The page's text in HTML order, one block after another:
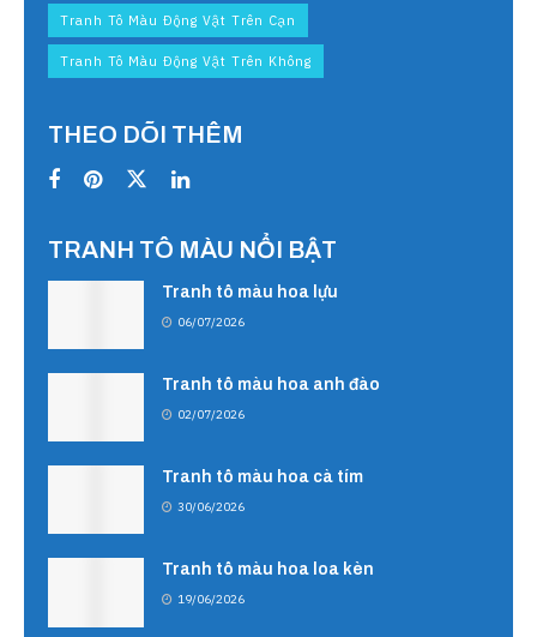
Tranh Tô Màu Động Vật Trên Cạn
Tranh Tô Màu Động Vật Trên Không
THEO DÕI THÊM
TRANH TÔ MÀU NỔI BẬT
Tranh tô màu hoa lựu
06/07/2026
Tranh tô màu hoa anh đào
02/07/2026
Tranh tô màu hoa cà tím
30/06/2026
Tranh tô màu hoa loa kèn
19/06/2026